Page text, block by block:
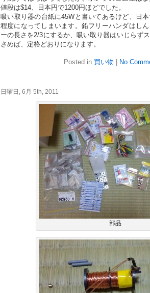
値段は$14、日本円で1200円ほどでした。
吸い取り器の台紙に45Wと書いてあるけど、日
程度になってしまいます。鉛フリーハンダはし
ーの長さを2/3にするか、吸い取り器はいじらず
さめば、定格どおりになります。
Posted in 買い物 No
日曜日, 6月 5th, 2011
部品